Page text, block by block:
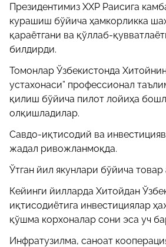
Президентимиз ХХР Раисига
курашиш бўйича ҳамкорликка
қараётгани ва қўллаб-
билдирди.
Томонлар Ўзбекистонда
устахонаси” профессионал
қилиш бўйича пилот лойиҳа
олқишладилар.
Савдо-иқтисодий ва
жадал ривожланмоқда.
Ўтган йил якунлари бўйича
Кейинги йилларда Хитойдан
иқтисодиётига инвестициялар
қўшма корхоналар сони эса уч
Инфратузилма, саноат